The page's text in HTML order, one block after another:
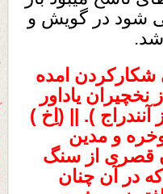
می شود در گویش و
شکارکردن امده
یاداور
). || (اِخ )
و مدین
قصری از سنگ
در آن چنان